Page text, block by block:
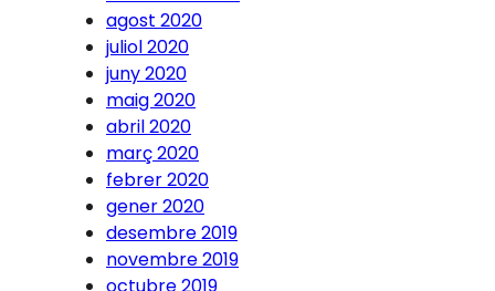
agost 2020
juliol 2020
juny 2020
maig 2020
abril 2020
març 2020
febrer 2020
gener 2020
desembre 2019
novembre 2019